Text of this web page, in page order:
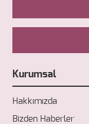
Kurumsal
Hakkımızda
Bizden Haberler